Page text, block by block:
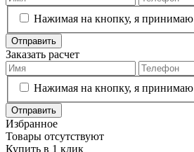
Нажимая на кнопку, я принимаю
Отправить
Заказать расчет
Нажимая на кнопку, я принимаю
Отправить
Избранное
Товары отсутствуют
Купить в 1 клик